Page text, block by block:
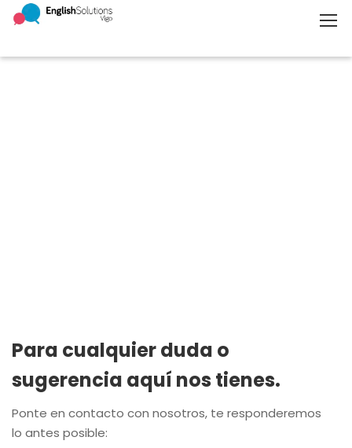
Para cualquier duda o
sugerencia aquí nos tienes.
Ponte en contacto con nosotros, te responderemos
lo antes posible: